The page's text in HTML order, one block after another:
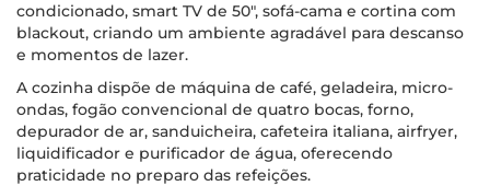
condicionado, smart TV de 50", sofá-cama e cortina com
blackout, criando um ambiente agradável para descanso
e momentos de lazer.
A cozinha dispõe de máquina de café, geladeira, micro-
ondas, fogão convencional de quatro bocas, forno,
depurador de ar, sanduicheira, cafeteira italiana, airfryer,
liquidificador e purificador de água, oferecendo
praticidade no preparo das refeições.